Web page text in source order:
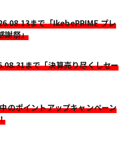
まで「IkebePRIME プレ
謝祭」
まで「決算売り尽くしセー
のポイントアップキャンペーン